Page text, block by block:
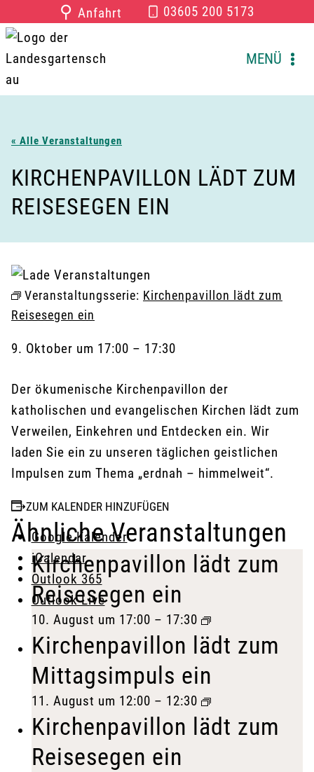
Inhalt
springen
⚲ Anfahrt 03605 200 5173
MENÜ
« Alle Veranstaltungen
KIRCHENPAVILLON LÄDT ZUM
REISESEGEN EIN
Veranstaltungsserie: Kirchenpavillon lädt zum
Reisesegen ein
9. Oktober um 17:00 – 17:30
Der ökumenische Kirchenpavillon der
katholischen und evangelischen Kirchen lädt zum
Verweilen, Einkehren und Entdecken ein. Wir
laden Sie ein zu unseren täglichen geistlichen
Impulsen zum Thema „erdnah – himmelweit“.
ZUM KALENDER HINZUFÜGEN
Google Kalender
iCalendar
Outlook 365
Outlook Live
Ähnliche Veranstaltungen
Kirchenpavillon lädt zum
Reisesegen ein
10. August um 17:00 – 17:30
Kirchenpavillon lädt zum
Mittagsimpuls ein
11. August um 12:00 – 12:30
Kirchenpavillon lädt zum
Reisesegen ein